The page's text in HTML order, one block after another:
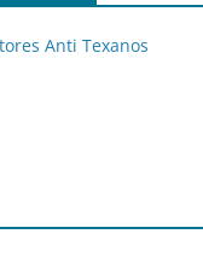
Anti Texanos